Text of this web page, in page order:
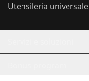
Utensileria universale